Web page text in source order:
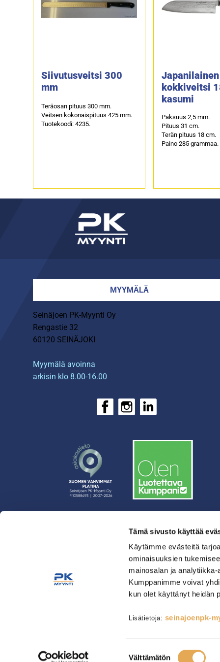
Tämä sivusto käyttää
Käytämme evästeitä
ominaisuuksien
mainosalan ja
Kumppanimme voivat
kun olet käyttänyt heidän
Lisätietoja: seinajoenpk-
Välttämätön
Siivutusveitsi 300
mm
Teräosan pituus 300 mm.
Veitsen kokonaispituus 425 mm.
Tuotekoodi: 4235.
Japanilainen
kokkiveitsi
kasumi
Paksuus 2,5 mm.
Pituus 31 cm.
Terän pituus 18 cm.
Paino 285 grammaa.
MYYMÄLÄ
Seinäjoen PK-Myynti Oy
Rengastie 32
60120 SEINÄJOKI
Myymälä avoinna
arkisin klo 8.00-16.00
› Yritys
› Yhteystiedot
Tarvikkeet